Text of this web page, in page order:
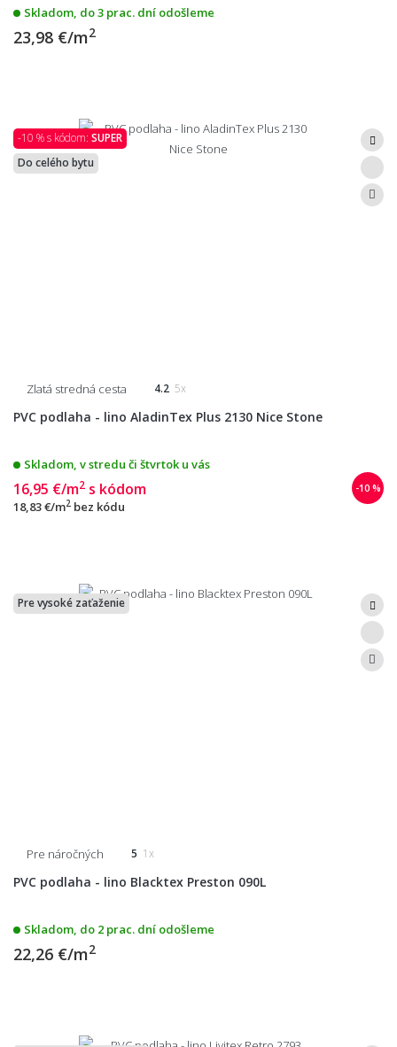
Skladom, do 3 prac. dní odošleme
23,98 €/m2
-10 % s kódom: SUPER
Do celého bytu
Zlatá stredná cesta 4.2 5x
PVC podlaha - lino AladinTex Plus 2130 Nice Stone
Skladom, v stredu či štvrtok u vás
-10 %
16,95 €/m2 s kódom
18,83 €/m2 bez kódu
Pre vysoké zaťaženie
Pre náročných 5 1x
PVC podlaha - lino Blacktex Preston 090L
Skladom, do 2 prac. dní odošleme
22,26 €/m2